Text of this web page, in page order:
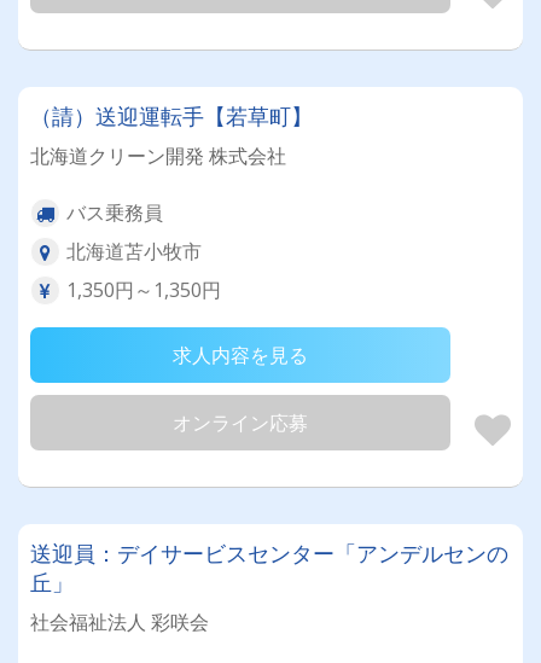
（請）送迎運転手【若草町】
北海道クリーン開発 株式会社
バス乗務員
北海道苫小牧市
1,350円～1,350円
求人内容を見る
オンライン応募
送迎員：デイサービスセンター「アンデルセンの
丘」
社会福祉法人 彩咲会